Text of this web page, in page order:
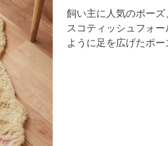
飼い主に人気のポーズ
スコティッシュフォ
ように足を広げたポー